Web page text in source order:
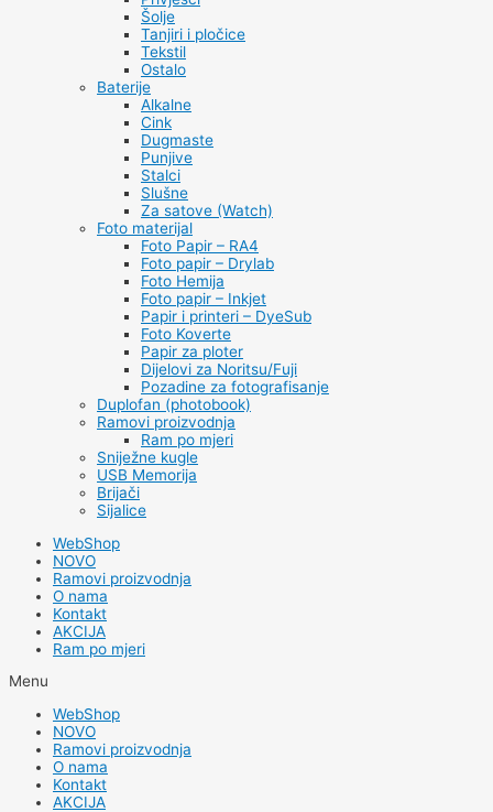
Šolje
Tanjiri i pločice
Tekstil
Ostalo
Baterije
Alkalne
Cink
Dugmaste
Punjive
Stalci
Slušne
Za satove (Watch)
Foto materijal
Foto Papir – RA4
Foto papir – Drylab
Foto Hemija
Foto papir – Inkjet
Papir i printeri – DyeSub
Foto Koverte
Papir za ploter
Dijelovi za Noritsu/Fuji
Pozadine za fotografisanje
Duplofan (photobook)
Ramovi proizvodnja
Ram po mjeri
Sniježne kugle
USB Memorija
Brijači
Sijalice
WebShop
NOVO
Ramovi proizvodnja
O nama
Kontakt
AKCIJA
Ram po mjeri
Menu
WebShop
NOVO
Ramovi proizvodnja
O nama
Kontakt
AKCIJA